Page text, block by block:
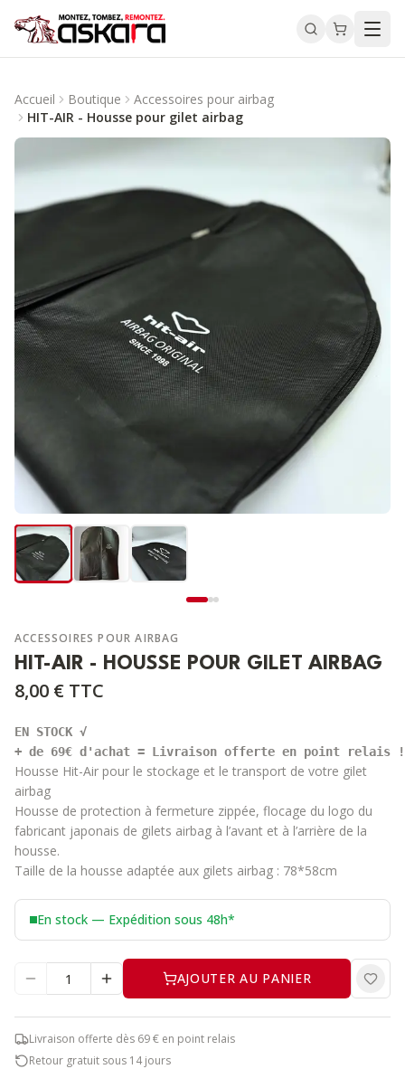
Accueil Boutique
Accessoires pour airbag
HIT-AIR - Housse pour gilet airbag
ACCESSOIRES POUR AIRBAG
HIT-AIR - HOUSSE POUR GILET AIRBAG
8,00 € TTC
EN STOCK √
Housse Hit-Air pour le stockage et le transport de votre gilet
airbag
Housse de protection à fermeture zippée, flocage du logo du
fabricant japonais de gilets airbag à l’avant et à l’arrière de la
housse.
Taille de la housse adaptée aux gilets airbag : 78*58cm
En stock — Expédition sous 48h*
AJOUTER AU PANIER
Livraison offerte dès 69 € en point relais
Retour gratuit sous 14 jours